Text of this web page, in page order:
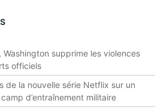
supprime les violences
officiels
de la nouvelle série Netflix sur un
d’entraînement militaire